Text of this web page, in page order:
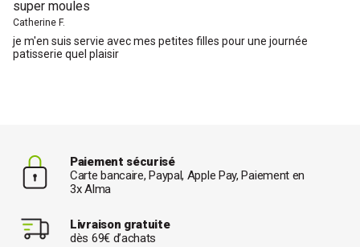
super moules
Catherine F.
je m'en suis servie avec mes petites filles pour une journée
patisserie quel plaisir
Paiement sécurisé
Carte bancaire, Paypal, Apple Pay, Paiement en
3x Alma
Livraison gratuite
dès 69€ d’achats